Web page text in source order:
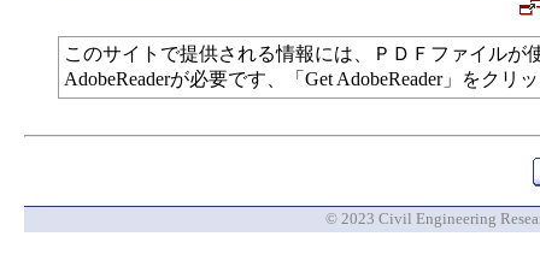
このサイトで提供される情報には、ＰＤＦファイル
AdobeReaderが必要です、「Get AdobeReader」をク
© 2023 Civil Engineering